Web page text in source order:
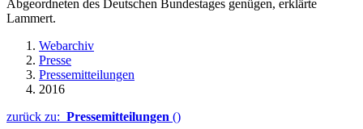
Abgeordneten des Deutschen Bundestages genügen, erklärte
Lammert.
Webarchiv
Presse
Pressemitteilungen
2016
zurück zu: Pressemitteilungen ()